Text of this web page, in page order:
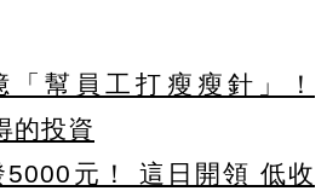
幫員工打瘦瘦針」！
的投資
5000元！ 這日開領 低收